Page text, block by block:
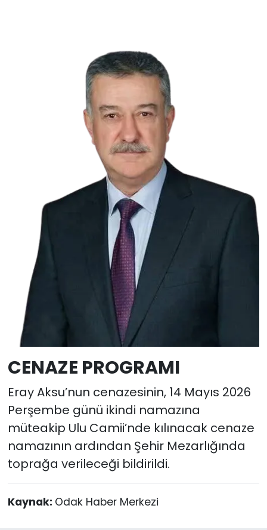
CENAZE PROGRAMI
Eray Aksu’nun cenazesinin, 14 Mayıs 2026
Perşembe günü ikindi namazına
müteakip Ulu Camii’nde kılınacak cenaze
namazının ardından Şehir Mezarlığında
toprağa verileceği bildirildi.
Kaynak: Odak Haber Merkezi